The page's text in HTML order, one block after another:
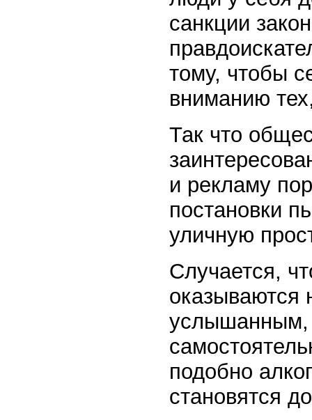
санкции
тому, чтобы
вниманию
Так что
и рекламу
постановки
уличную
Случается,
оказываются
услышанным,
подобно
становятся